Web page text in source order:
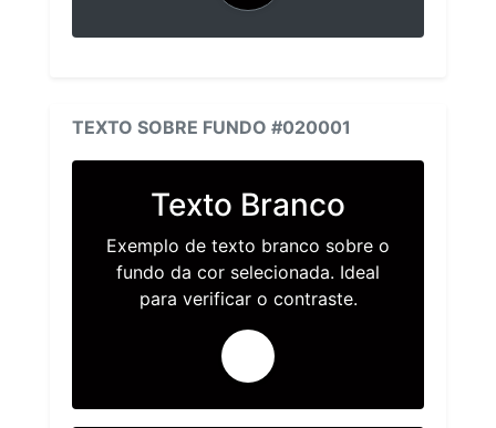
TEXTO SOBRE FUNDO #020001
Texto Branco
Exemplo de texto branco sobre o
fundo da cor selecionada. Ideal
para verificar o contraste.